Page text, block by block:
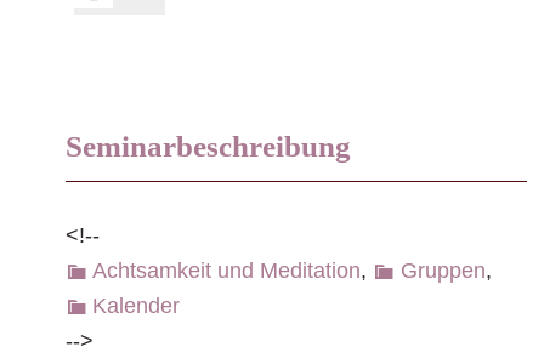
Seminarbeschreibung
<!--
Achtsamkeit und Meditation, Gruppen,
Kalender
-->